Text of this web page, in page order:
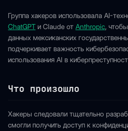
Группа хакеров использовала AI-
ChatGPT и Claude от Anthropic,
данных мексиканских
подчеркивает важность
использования AI в
Что произошло
Хакеры следовали тщательно
смогли получить доступ к